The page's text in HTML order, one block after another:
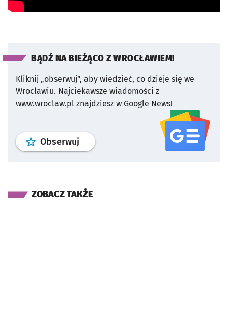
BĄDŹ NA BIEŻĄCO Z WROCŁAWIEM!
Kliknij „obserwuj”, aby wiedzieć, co dzieje się we
Wrocławiu. Najciekawsze wiadomości z
www.wroclaw.pl znajdziesz w Google News!
Obserwuj profil serwisu
ZOBACZ TAKŻE